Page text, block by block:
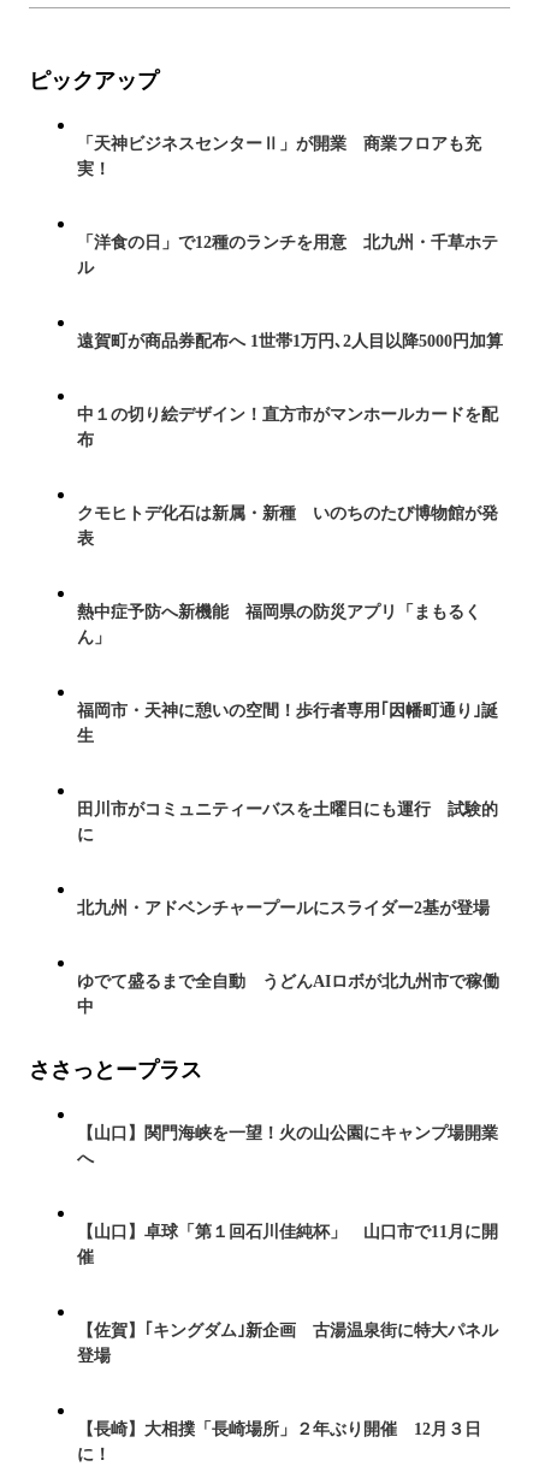
ピックアップ
「天神ビジネスセンターⅡ」が開業 商業フロアも充
実！
「洋食の日」で12種のランチを用意 北九州・千草ホテ
ル
遠賀町が商品券配布へ 1世帯1万円､2人目以降5000円加算
中１の切り絵デザイン！直方市がマンホールカードを配
布
クモヒトデ化石は新属・新種 いのちのたび博物館が発
表
熱中症予防へ新機能 福岡県の防災アプリ「まもるく
ん」
福岡市・天神に憩いの空間！歩行者専用｢因幡町通り｣誕
生
田川市がコミュニティーバスを土曜日にも運行 試験的
に
北九州・アドベンチャープールにスライダー2基が登場
ゆでて盛るまで全自動 うどんAIロボが北九州市で稼働
中
ささっとープラス
【山口】関門海峡を一望！火の山公園にキャンプ場開業
へ
【山口】卓球「第１回石川佳純杯」 山口市で11月に開
催
【佐賀】｢キングダム｣新企画 古湯温泉街に特大パネル
登場
【長崎】大相撲「長崎場所」２年ぶり開催 12月３日
に！